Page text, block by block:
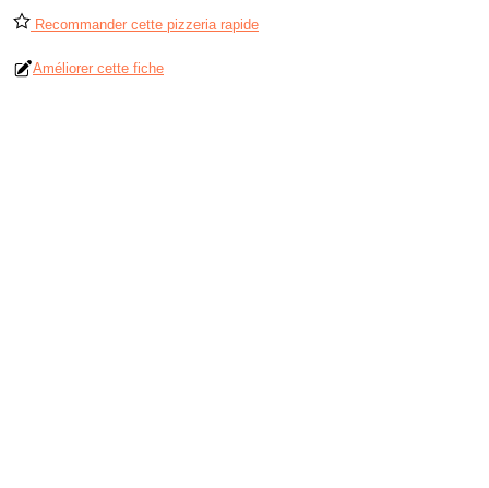
Recommander cette pizzeria rapide
Améliorer cette fiche